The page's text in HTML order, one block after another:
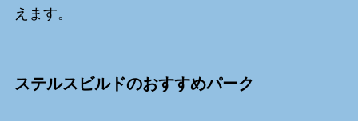
えます。
ステルスビルドのおすすめパーク